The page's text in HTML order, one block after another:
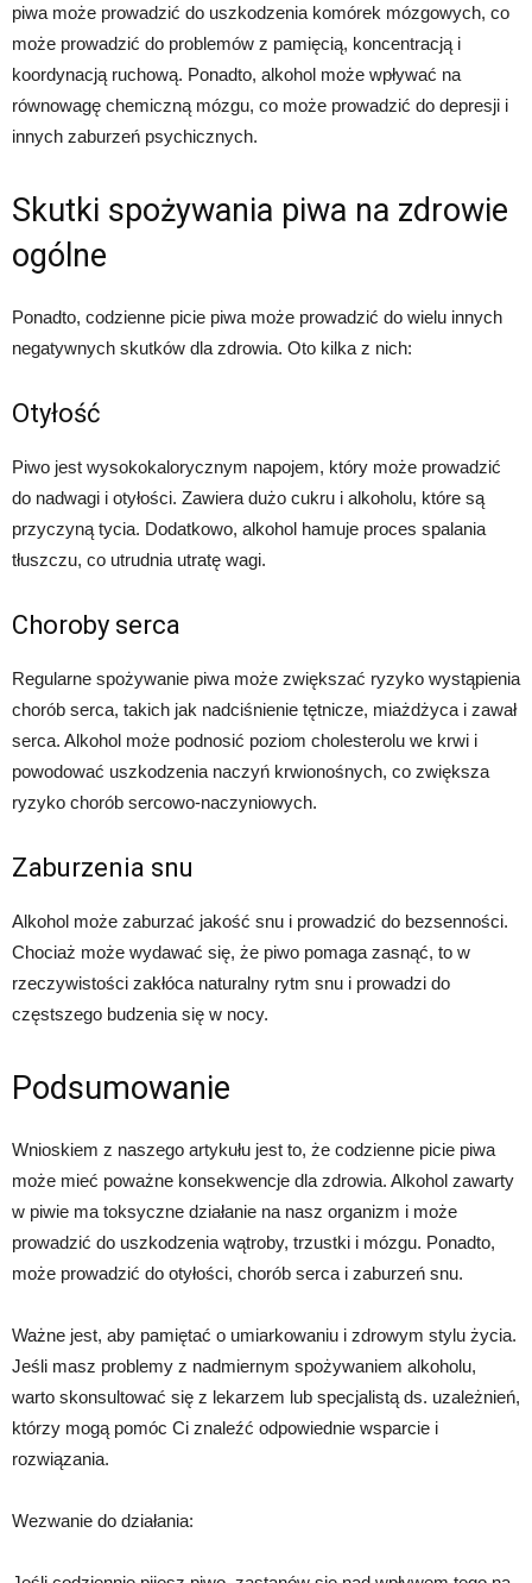
piwa może prowadzić do uszkodzenia komórek mózgowych, co
może prowadzić do problemów z pamięcią, koncentracją i
koordynacją ruchową. Ponadto, alkohol może wpływać na
równowagę chemiczną mózgu, co może prowadzić do depresji i
innych zaburzeń psychicznych.
Skutki spożywania piwa na zdrowie
ogólne
Ponadto, codzienne picie piwa może prowadzić do wielu innych
negatywnych skutków dla zdrowia. Oto kilka z nich:
Otyłość
Piwo jest wysokokalorycznym napojem, który może prowadzić
do nadwagi i otyłości. Zawiera dużo cukru i alkoholu, które są
przyczyną tycia. Dodatkowo, alkohol hamuje proces spalania
tłuszczu, co utrudnia utratę wagi.
Choroby serca
Regularne spożywanie piwa może zwiększać ryzyko wystąpienia
chorób serca, takich jak nadciśnienie tętnicze, miażdżyca i zawał
serca. Alkohol może podnosić poziom cholesterolu we krwi i
powodować uszkodzenia naczyń krwionośnych, co zwiększa
ryzyko chorób sercowo-naczyniowych.
Zaburzenia snu
Alkohol może zaburzać jakość snu i prowadzić do bezsenności.
Chociaż może wydawać się, że piwo pomaga zasnąć, to w
rzeczywistości zakłóca naturalny rytm snu i prowadzi do
częstszego budzenia się w nocy.
Podsumowanie
Wnioskiem z naszego artykułu jest to, że codzienne picie piwa
może mieć poważne konsekwencje dla zdrowia. Alkohol zawarty
w piwie ma toksyczne działanie na nasz organizm i może
prowadzić do uszkodzenia wątroby, trzustki i mózgu. Ponadto,
może prowadzić do otyłości, chorób serca i zaburzeń snu.
Ważne jest, aby pamiętać o umiarkowaniu i zdrowym stylu życia.
Jeśli masz problemy z nadmiernym spożywaniem alkoholu,
warto skonsultować się z lekarzem lub specjalistą ds. uzależnień,
którzy mogą pomóc Ci znaleźć odpowiednie wsparcie i
rozwiązania.
Wezwanie do działania: